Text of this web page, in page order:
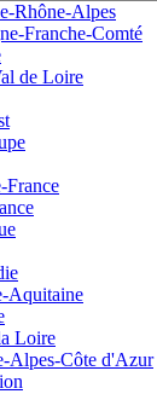
Rhône-Alpes
Franche-Comté
de Loire
France
Aquitaine
Loire
Alpes-Côte d'Azur